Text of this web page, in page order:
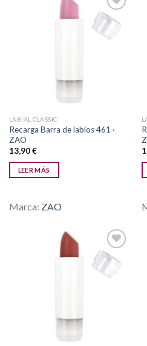
Añadir
LABIAL CLASSIC
Recarga Barra de labios 461 ·
ZAO
13,90€
LEER MÁS
Marca: ZAO
Añadir